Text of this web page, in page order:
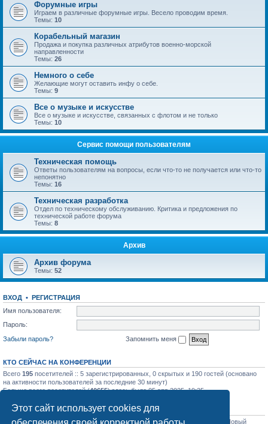
Этот сайт использует cookies для
Форумные игры
Играем в различные форумные игры. Весело проводим время.
Темы: 10
Корабельный магазин
Продажа и покупка различных атрибутов военно-морской
направленности
Темы: 26
Немного о себе
Желающие могут оставить инфу о себе.
Темы: 9
Все о музыке и искусстве
Все о музыке и искусстве, связанных с флотом и не только
Темы: 10
Сервис помощи пользователям
Техническая помощь
Ответы пользователям на вопросы, если что-то не получается или что-то
непонятно
Темы: 16
Техническая разработка
Отдел по техническому обслуживанию. Критика и предложения по
технической работе форума
Темы: 8
Архив
Архив форума
Темы: 52
ВХОД • РЕГИСТРАЦИЯ
Имя пользователя:
Пароль:
Забыли пароль?
Запомнить меня
КТО СЕЙЧАС НА КОНФЕРЕНЦИИ
Всего 195 посетителей :: 5 зарегистрированных, 0 скрытых и 190 гостей (основано
на активности пользователей за последние 30 минут)
Больше всего посетителей (40655) здесь было 05 апр 2025, 19:25
СТАТИСТИКА
Всего сообщений:31758• Всего тем:1129• Всего пользователей: • Новый